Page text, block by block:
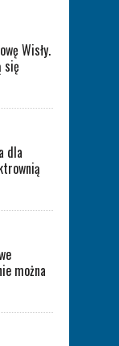
Wisły.
się
dla
można